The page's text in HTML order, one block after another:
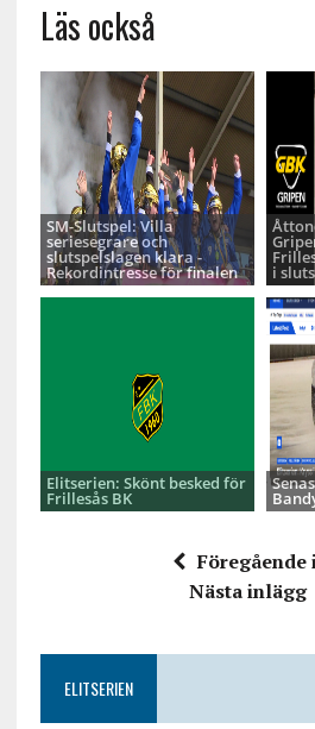
Läs också
SM-Slutspel: Villa
seriesegrare och
slutspelslagen klara -
Rekordintresse för finalen i
Elitserien: Skönt besked för
Frillesås BK
Nästa inlägg
ELITSERIEN